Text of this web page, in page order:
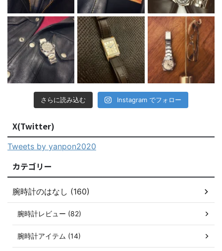
さらに読み込む Instagram でフォロー
X(Twitter)
Tweets by yanpon2020
カテゴリー
腕時計のはなし (160)
腕時計レビュー (82)
腕時計アイテム (14)